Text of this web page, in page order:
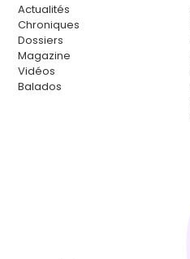
Actualités
Chroniques
Dossiers
Magazine
Vidéos
Balados